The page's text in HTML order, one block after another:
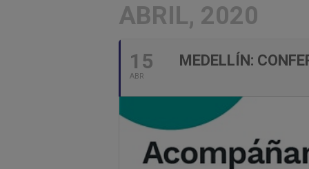
ABRIL, 2020
15
ABR
MEDELLÍN: